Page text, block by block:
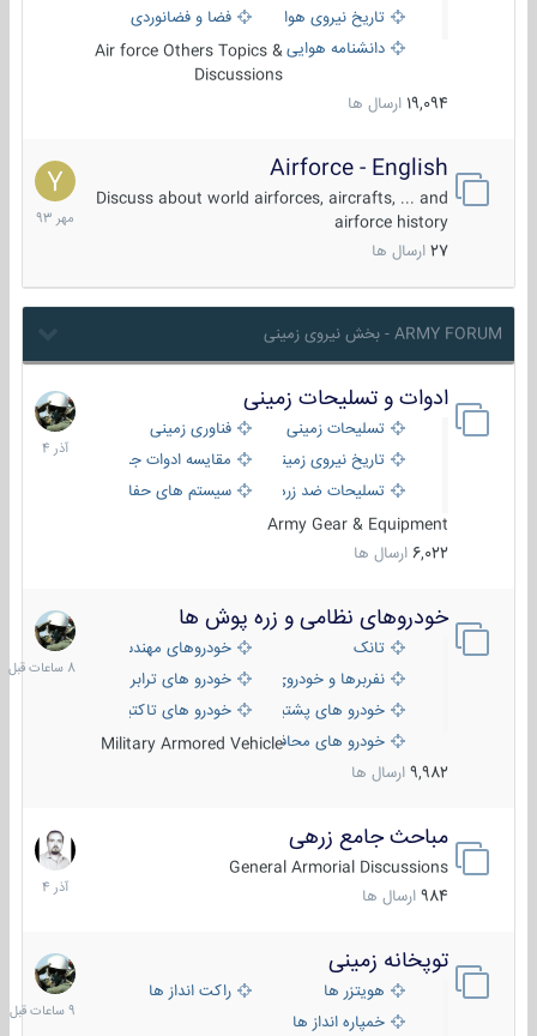
تاریخ نیروی هوایی
فضا و فضانوردی
دانشنامه هواییAir force Others Topics &
Discussions
19,094 ارسال ها
Airforce - English
Discuss about world airforces, aircrafts, ... and
airforce history
27 ارسال ها
15
مهر
1393
ARMY FORUM - بخش نیروی زمینی
ادوات و تسلیحات زمینی
تسلیحات زمینی
فناوری زمینی
تاریخ نیروی زمینی
مقایسه ادوات جنگی
تسلیحات ضد زره
سیستم های حفاظت فعال
Army Gear & Equipment
6,022 ارسال ها
21
آذر
1404
خودروهای نظامی و زره پوش ها
تانک
خودروهای مهندسی
نفربرها و خودروی های رزمی پیاده نظام
خودرو های ترابری نظامی
خودرو های پشتیبانی آتش ، شناسایی و ضد تانک
خودرو های تاکتیکی نظامی
خودرو های محافظت شدهMilitary Armored Vehicle
9,982 ارسال ها
8
ساعات
قبل
مباحث جامع زرهی
General Armorial Discussions
984 ارسال ها
7
آذر
1404
توپخانه زمینی
هویتزر ها
راکت انداز ها
خمپاره انداز ها
9
ساعات
قبل